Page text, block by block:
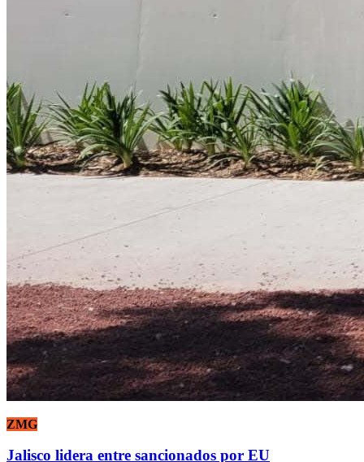
ZMG
Jalisco lidera entre sancionados por EU